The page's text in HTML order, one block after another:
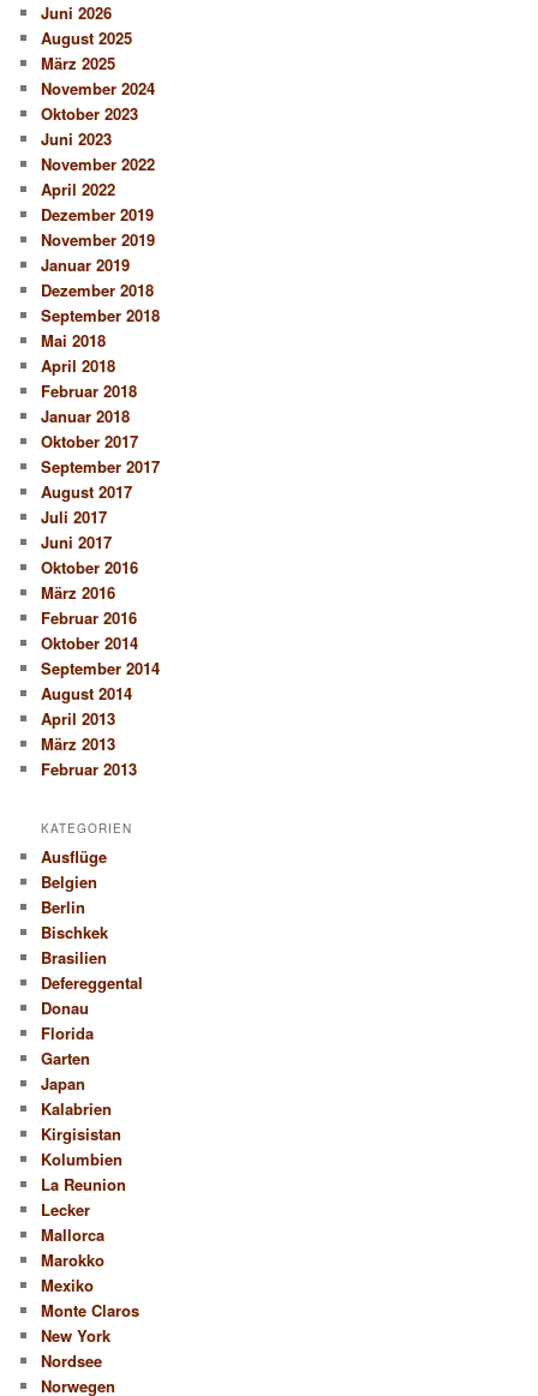
Juni 2026
August 2025
März 2025
November 2024
Oktober 2023
Juni 2023
November 2022
April 2022
Dezember 2019
November 2019
Januar 2019
Dezember 2018
September 2018
Mai 2018
April 2018
Februar 2018
Januar 2018
Oktober 2017
September 2017
August 2017
Juli 2017
Juni 2017
Oktober 2016
März 2016
Februar 2016
Oktober 2014
September 2014
August 2014
April 2013
März 2013
Februar 2013
KATEGORIEN
Ausflüge
Belgien
Berlin
Bischkek
Brasilien
Defereggental
Donau
Florida
Garten
Japan
Kalabrien
Kirgisistan
Kolumbien
La Reunion
Lecker
Mallorca
Marokko
Mexiko
Monte Claros
New York
Nordsee
Norwegen